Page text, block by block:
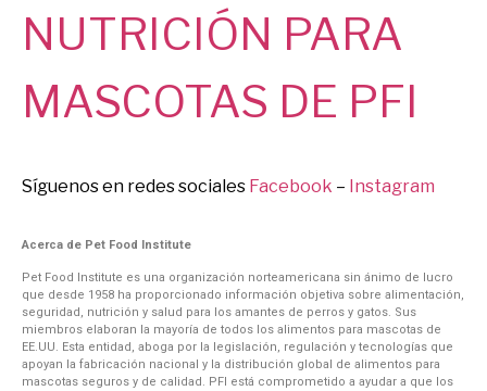
NUTRICIÓN PARA
MASCOTAS DE PFI
Síguenos en redes sociales Facebook – Instagram
Acerca de Pet Food Institute
Pet Food Institute es una organización norteamericana sin ánimo de lucro
que desde 1958 ha proporcionado información objetiva sobre alimentación,
seguridad, nutrición y salud para los amantes de perros y gatos. Sus
miembros elaboran la mayoría de todos los alimentos para mascotas de
EE.UU. Esta entidad, aboga por la legislación, regulación y tecnologías que
apoyan la fabricación nacional y la distribución global de alimentos para
mascotas seguros y de calidad. PFI está comprometido a ayudar a que los